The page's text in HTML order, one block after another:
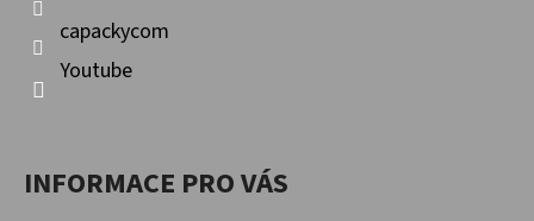
capackycom
Youtube
INFORMACE PRO VÁS